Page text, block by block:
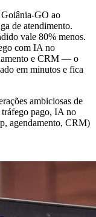
Goiânia-GO ao
de atendimento.
vale 80% menos.
com IA no
e CRM — o
em minutos e fica
ambiciosas de
pago, IA no
agendamento, CRM)